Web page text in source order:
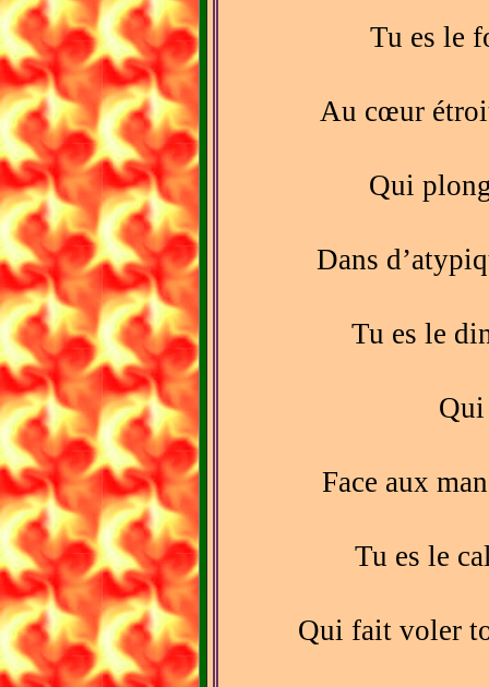
Tu es le
Au cœur
Qui
Dans
Tu es le
Qui
Face aux
Tu es le
Qui fait voler